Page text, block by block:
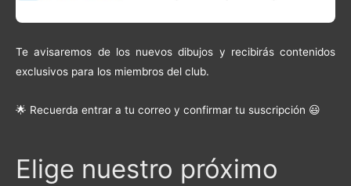
Te avisaremos de los nuevos dibujos y recibirás contenidos
exclusivos para los miembros del club.
🌟 Recuerda entrar a tu correo y confirmar tu suscripción 😃
Elige nuestro próximo